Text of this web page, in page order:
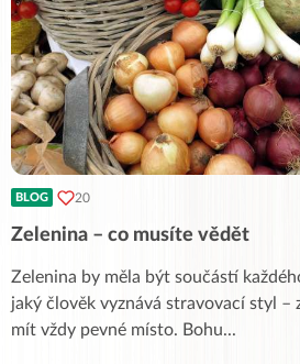
BLOG 20
Zelenina – co musíte vědět
Zelenina by měla být součástí
jaký člověk vyznává stravovací styl –
mít vždy pevné místo. Bohu...